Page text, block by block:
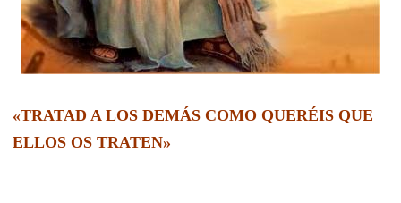
«TRATAD A LOS DEMÁS COMO QUERÉIS QUE
ELLOS OS TRATEN»